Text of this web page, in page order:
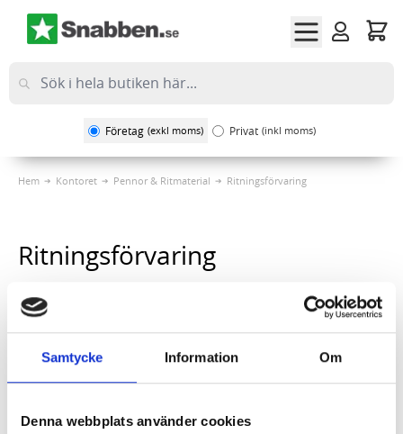
Samtycke Information Om
Denna webbplats använder cookies
Företag (exkl moms) Privat (inkl moms)
Hem Kontoret Pennor & Ritmaterial Ritningsförvaring
Ritningsförvaring
1Artikel